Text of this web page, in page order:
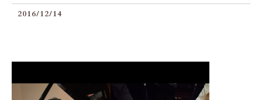
2016/12/14